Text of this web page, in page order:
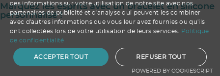
Marquez les esprits avec un bracelet en silicone
personnalisé !
des informations sur votre utilisation de notre site avec nos
partenaires de publicité et d'analyse qui peuvent les combiner
avec d'autres informations que vous leur avez fournies ou qu'ils
ont collectées lors de votre utilisation de leurs services.
Politique
de confidentialité
ACCEPTER TOUT REFUSER TOUT
POWERED BY COOKIESCRIPT